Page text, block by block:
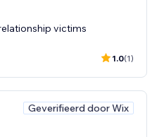
victims
1.0(1)
Geverifieerd door Wix